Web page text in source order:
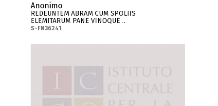
Anonimo
REDEUNTEM ABRAM CUM SPOLIIS
ELEMITARUM PANE VINOQUE ..
S-FN36241